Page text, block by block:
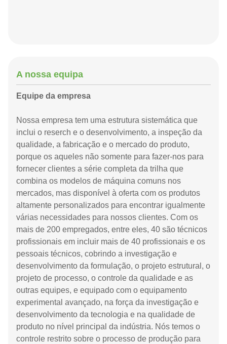
A nossa equipa
Equipe da empresa
Nossa empresa tem uma estrutura sistemática que
inclui o reserch e o desenvolvimento, a inspeção da
qualidade, a fabricação e o mercado do produto,
porque os aqueles não somente para fazer-nos para
fornecer clientes a série completa da trilha que
combina os modelos de máquina comuns nos
mercados, mas disponível à oferta com os produtos
altamente personalizados para encontrar igualmente
várias necessidades para nossos clientes. Com os
mais de 200 empregados, entre eles, 40 são técnicos
profissionais em incluir mais de 40 profissionais e os
pessoais técnicos, cobrindo a investigação e
desenvolvimento da formulação, o projeto estrutural, o
projeto de processo, o controle da qualidade e as
outras equipes, e equipado com o equipamento
experimental avançado, na força da investigação e
desenvolvimento da tecnologia e na qualidade de
produto no nível principal da indústria. Nós temos o
controle restrito sobre o processo de produção para